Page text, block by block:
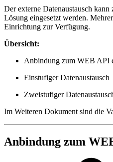
Der externe Datenaustausch
Lösung eingesetzt werden.
Einrichtung zur Verfügung.
Übersicht:
Anbindung zum WEB API
Einstufiger Datenaustausch
Zweistufiger
Im Weiteren Dokument sind die
Anbindung zum